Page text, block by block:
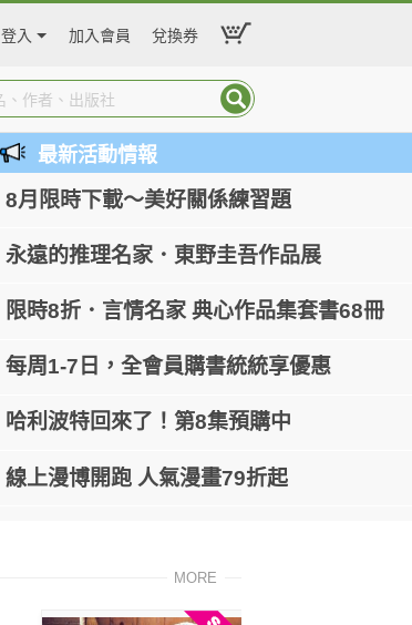
登入 加入會員 兌換券
最新活動情報
8月限時下載～美好關係練習題
永遠的推理名家．東野圭吾作品展
限時8折．言情名家 典心作品集套書68冊
每周1-7日，全會員購書統統享優惠
哈利波特回來了！第8集預購中
線上漫博開跑 人氣漫畫79折起
MORE